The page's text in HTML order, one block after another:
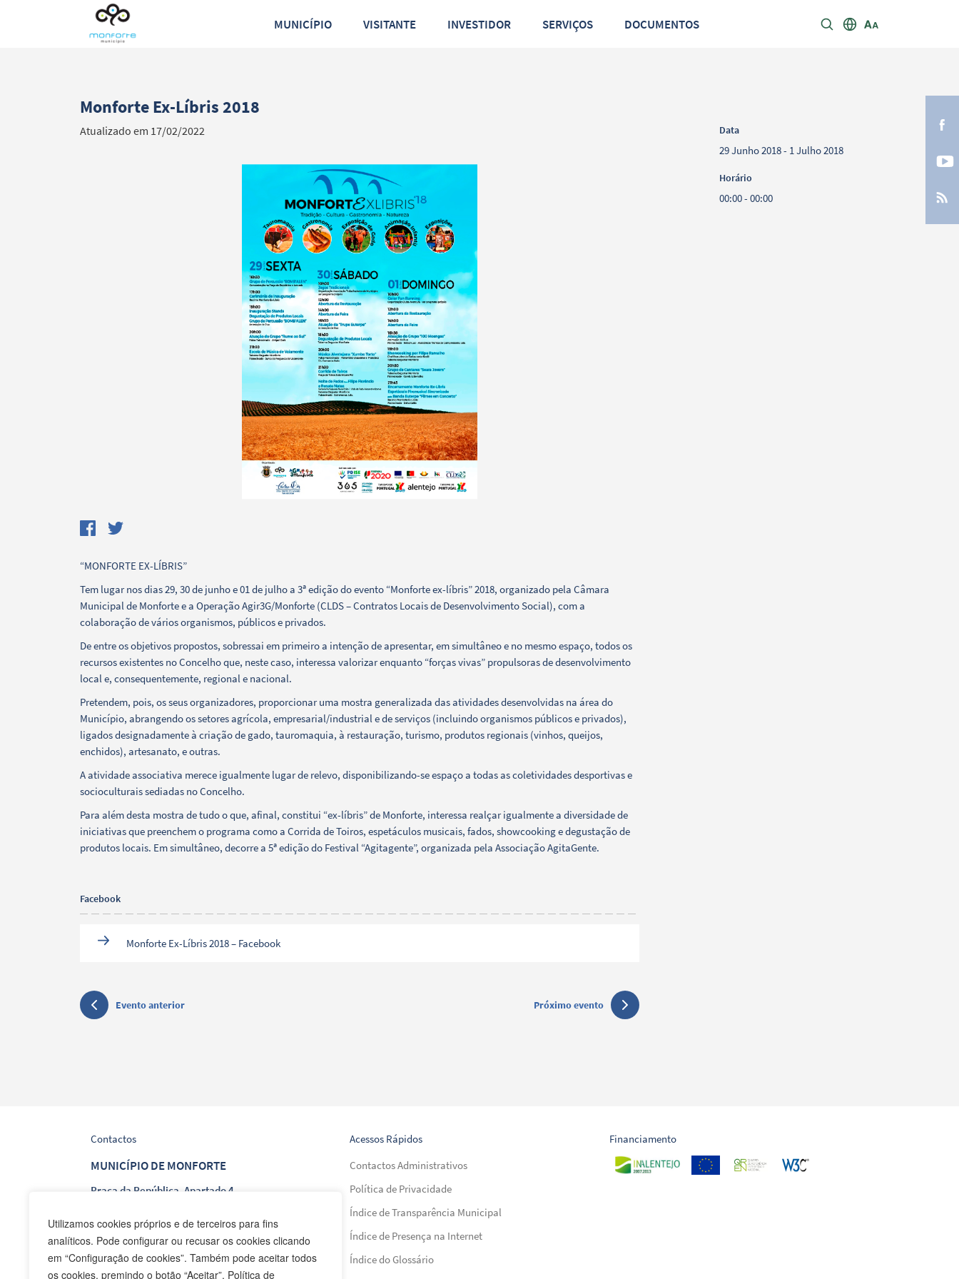
Utilizamos cookies próprios e de terceiros para fins
analíticos. Pode configurar ou recusar os cookies clicando
em “Configuração de cookies”. Também pode aceitar todos
os cookies, premindo o botão “Aceitar”. Política de
MUNICÍPIO VISITANTE INVESTIDOR SERVIÇOS DOCUMENTOS
Termo de Pesquisa
Categorias gerais
Monforte Ex-Líbris 2018
Atualizado em 17/02/2022
“MONFORTE EX-LÍBRIS”
Tem lugar nos dias 29, 30 de junho e 01 de julho a 3ª edição do evento “Monforte ex-líbris” 2018, organizado pela Câmara
Municipal de Monforte e a Operação Agir3G/Monforte (CLDS – Contratos Locais de Desenvolvimento Social), com a
colaboração de vários organismos, públicos e privados.
De entre os objetivos propostos, sobressai em primeiro a intenção de apresentar, em simultâneo e no mesmo espaço, todos os
recursos existentes no Concelho que, neste caso, interessa valorizar enquanto “forças vivas” propulsoras de desenvolvimento
local e, consequentemente, regional e nacional.
Pretendem, pois, os seus organizadores, proporcionar uma mostra generalizada das atividades desenvolvidas na área do
Município, abrangendo os setores agrícola, empresarial/industrial e de serviços (incluindo organismos públicos e privados),
ligados designadamente à criação de gado, tauromaquia, à restauração, turismo, produtos regionais (vinhos, queijos,
enchidos), artesanato, e outras.
A atividade associativa merece igualmente lugar de relevo, disponibilizando-se espaço a todas as coletividades desportivas e
socioculturais sediadas no Concelho.
Para além desta mostra de tudo o que, afinal, constitui “ex-líbris” de Monforte, interessa realçar igualmente a diversidade de
iniciativas que preenchem o programa como a Corrida de Toiros, espetáculos musicais, fados, showcooking e degustação de
produtos locais. Em simultâneo, decorre a 5ª edição do Festival “Agitagente”, organizada pela Associação AgitaGente.
Facebook
Monforte Ex-Líbris 2018 – Facebook
Evento anterior Próximo evento
Data
29 Junho 2018 - 1 Julho 2018
Horário
00:00 - 00:00
Contactos
MUNICÍPIO DE MONFORTE
Praça da República, Apartado 4
T.245 578 060 (Chamada para a Rede Fixa Nacional)
F.
245 578 069 (Chamada para a Rede Fixa Nacional)
Acessos Rápidos
Contactos Administrativos
Política de Privacidade
Índice de Transparência Municipal
Índice de Presença na Internet
Índice do Glossário
Financiamento